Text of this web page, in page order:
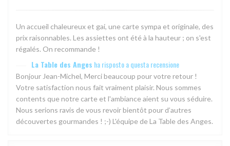
Un accueil chaleureux et gai, une carte sympa et originale, des
prix raisonnables. Les assiettes ont été à la hauteur ; on s'est
régalés. On recommande !
La Table des Anges ha risposto a questa recensione
Bonjour Jean-Michel, Merci beaucoup pour votre retour !
Votre satisfaction nous fait vraiment plaisir. Nous sommes
contents que notre carte et l'ambiance aient su vous séduire.
Nous serions ravis de vous revoir bientôt pour d’autres
découvertes gourmandes ! ;-) L'équipe de La Table des Anges.